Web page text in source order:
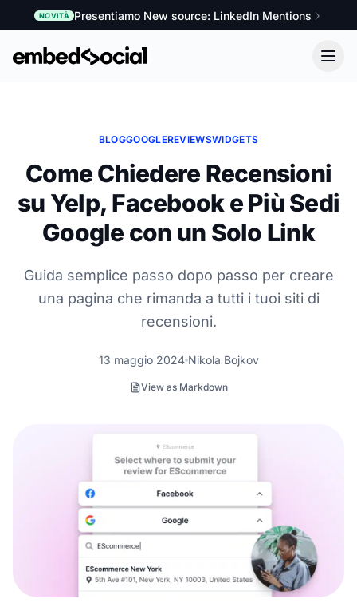
NOVITÀ Presentiamo New source: LinkedIn Mentions
BLOGGOOGLEREVIEWSWIDGETS
Come Chiedere Recensioni
su Yelp, Facebook e Più Sedi
Google con un Solo Link
Guida semplice passo dopo passo per creare
una pagina che rimanda a tutti i tuoi siti di
recensioni.
13 maggio 2024 Nikola Bojkov
View as Markdown